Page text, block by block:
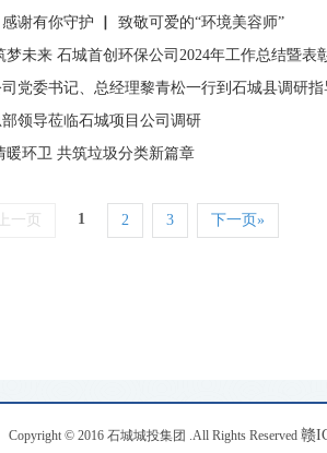
谢有你守护 ▏ 致敬可爱的“环境美容师”
梦未来 石城首创环保公司2024年工作总结暨表
党委书记、总经理黎青松一行到石城县调研指
领导莅临石城项目公司调研
暖环卫 共筑垃圾分类新篇章
一页 1 2 3 下一页»
Copyright © 2016 石城城投集团 .All Rights Reserved 赣